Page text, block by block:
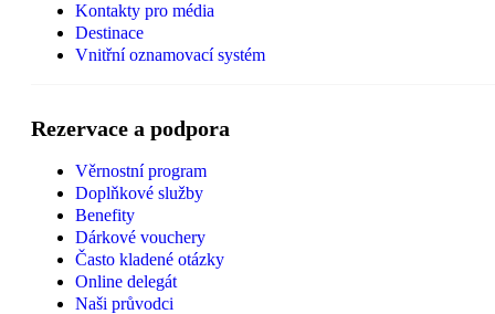
Kontakty pro média
Destinace
Vnitřní oznamovací systém
Rezervace a podpora
Věrnostní program
Doplňkové služby
Benefity
Dárkové vouchery
Často kladené otázky
Online delegát
Naši průvodci